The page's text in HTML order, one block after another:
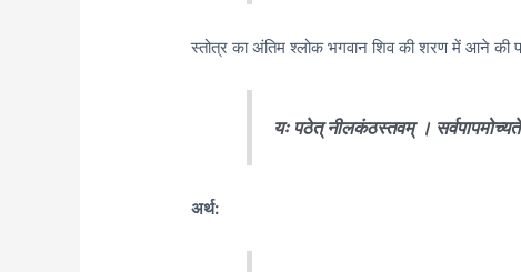
स्तोत्र का अंतिम श्लोक भगवान शिव की शरण में आने की
यः पठेत् नीलकंठस्तवम् ।
अर्थ: